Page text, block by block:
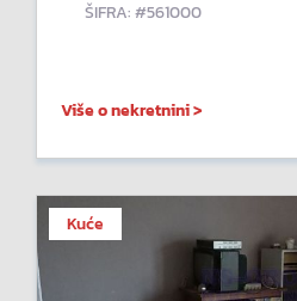
ŠIFRA: #561000
Više o nekretnini >
Kuće